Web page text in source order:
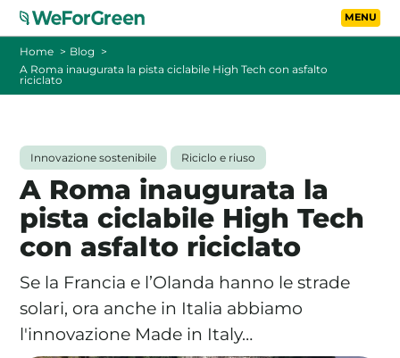
Vai al contenuto
TARIFFE
FOTOVOLTAICO A DISTANZA
FAQ
BLOG
CONTATTI
Home
Blog
A Roma inaugurata la pista ciclabile High Tech con asfalto
riciclato
Innovazione sostenibile Riciclo e riuso
A Roma inaugurata la
pista ciclabile High Tech
con asfalto riciclato
Se la Francia e l’Olanda hanno le strade
solari, ora anche in Italia abbiamo
l'innovazione Made in Italy…